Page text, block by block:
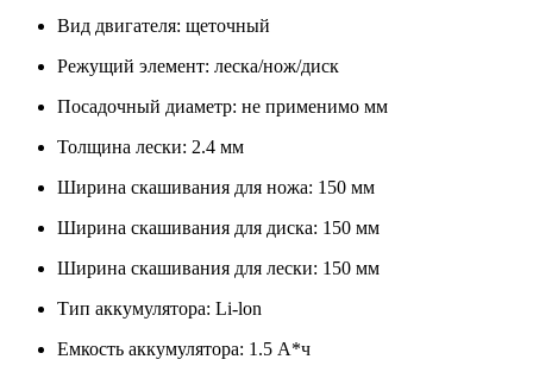
Вид двигателя: щеточный
Режущий элемент: леска/нож/диск
Посадочный диаметр: не применимо мм
Толщина лески: 2.4 мм
Ширина скашивания для ножа: 150 мм
Ширина скашивания для диска: 150 мм
Ширина скашивания для лески: 150 мм
Тип аккумулятора: Li-lon
Емкость аккумулятора: 1.5 А*ч